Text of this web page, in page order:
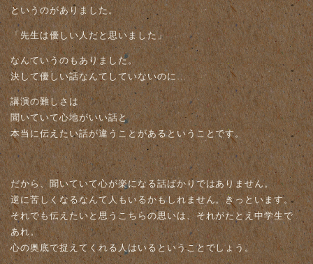
というのがありました。
「先生は優しい人だと思いました」
なんていうのもありました。
決して優しい話なんてしていないのに…
講演の難しさは
聞いていて心地がいい話と
本当に伝えたい話が違うことがあるということです。
だから、聞いていて心が楽になる話ばかりではありません。
逆に苦しくなるなんて人もいるかもしれません。きっといます。
それでも伝えたいと思うこちらの思いは、それがたとえ中学生で
あれ。
心の奥底で捉えてくれる人はいるということでしょう。